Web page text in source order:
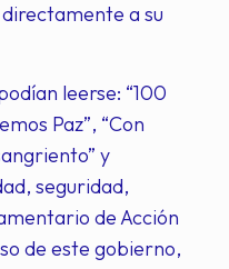
a su
leerse: “100
Paz”, “Con
y
seguridad,
de Acción
de este gobierno,